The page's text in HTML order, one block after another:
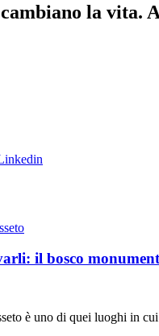
la vita.
il bosco
è uno di quei luoghi in